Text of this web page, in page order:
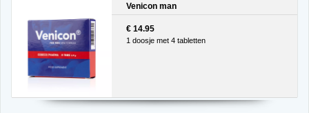
Venicon man
€ 14.95
1 doosje met 4 tabletten